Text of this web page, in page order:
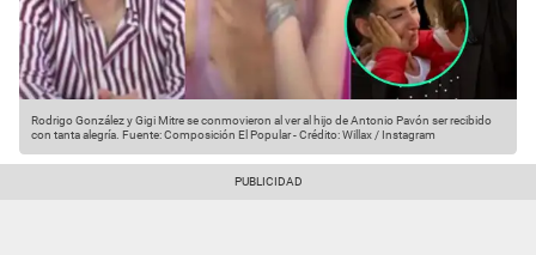
Rodrigo González y Gigi Mitre se conmovieron al ver al hijo de Antonio Pavón ser recibido
con tanta alegría. Fuente: Composición El Popular-Crédito: Willax / Instagram